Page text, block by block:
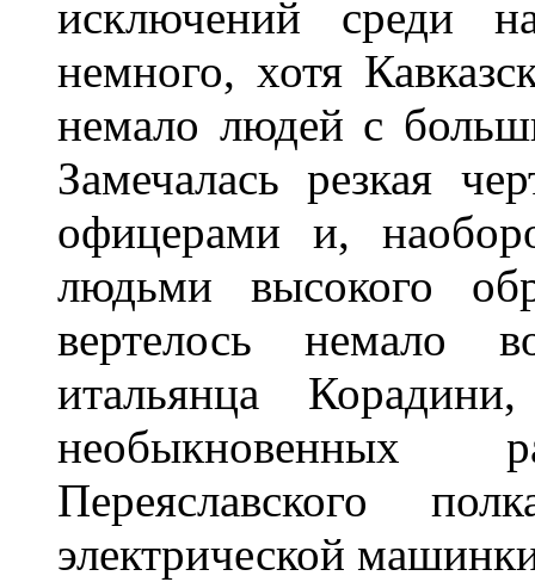
исключений среди
немного, хотя
немало людей с
Замечалась резкая
офицерами и,
людьми высокого
вертелось немало
итальянца
необыкновенных
Переяславского
электрической